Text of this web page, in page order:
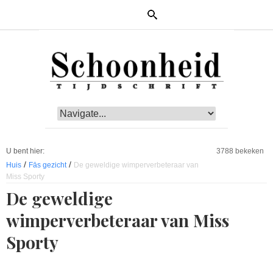
U bent hier:
Huis / Fās gezicht / De geweldige wimperverbeteraar van
Miss Sporty
3788 bekeken
De geweldige
wimperverbeteraar van Miss
Sporty